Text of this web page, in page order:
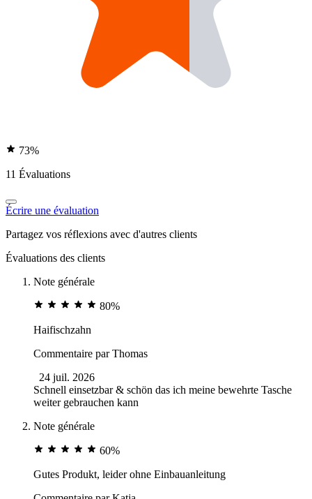
73%
11 Évaluations
Écrire une évaluation
Partagez vos réflexions avec d'autres clients
Évaluations des clients
Note générale
80%
Haifischzahn
Commentaire parThomas
24 juil. 2026
Schnell einsetzbar & schön das ich meine bewehrte Tasche
weiter gebrauchen kann
Note générale
60%
Gutes Produkt, leider ohne Einbauanleitung